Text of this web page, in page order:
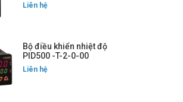
Liên hệ
Bộ điều khiển nhiệt độ
PID500 -T-2-0-00
Liên hệ